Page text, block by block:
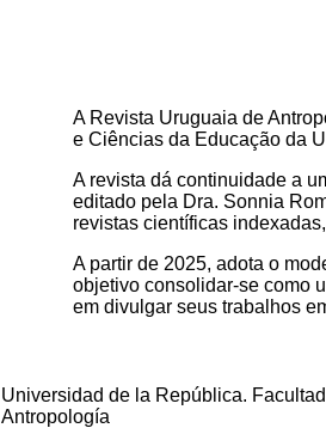
A Revista Uruguaia de
e Ciências da Educação da
A revista dá continuidade a
editado pela Dra. Sonnia
revistas científicas
A partir de 2025, adota o
objetivo consolidar-se como
em divulgar seus trabalhos
Universidad de la República.
Antropología